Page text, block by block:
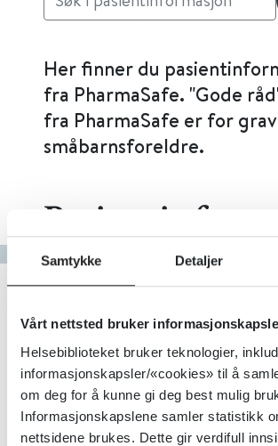
Samtykke Detaljer
Vårt nettsted bruker
Helsebiblioteket bruker teknologier,
informasjonskapsler/«cookies» til å
om deg for å kunne gi deg best mulig
Informasjonskapslene samler statistikk
nettsidene brukes. Dette gir verdifull
Her finner du
fra PharmaSafe. "Gode
fra PharmaSafe er for
småbarnsforeldre.
Gå til bokstav
Filter
1 Treff